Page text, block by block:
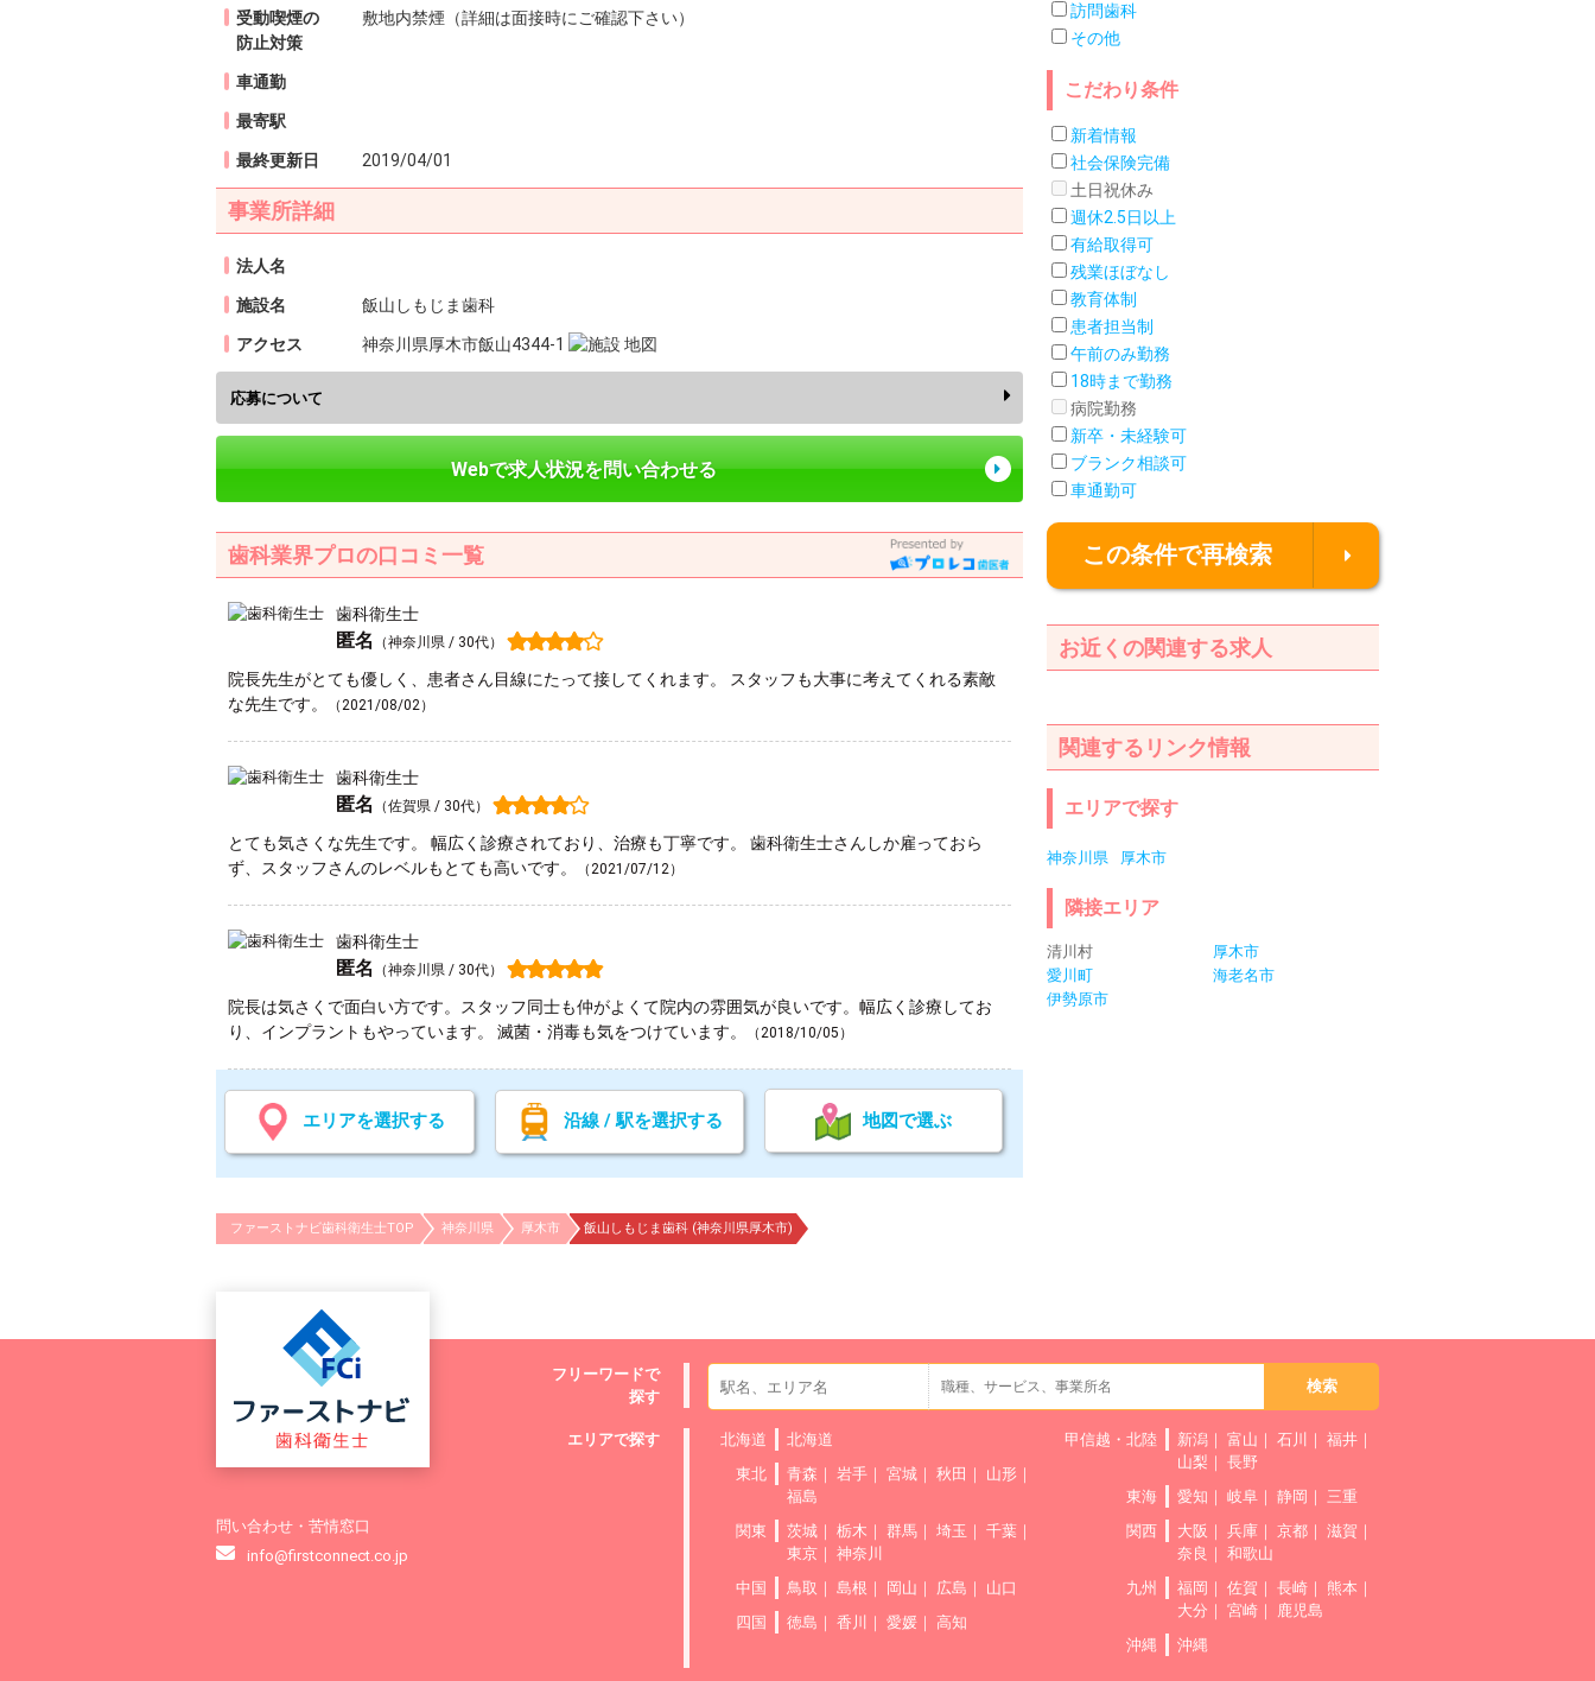
受動喫煙の
防止対策
敷地内禁煙（詳細は面接時にご確認下さい）
車通勤
最寄駅
最終更新日 2019/04/01
事業所詳細
法人名
施設名 飯山しもじま歯科
アクセス 神奈川県厚木市飯山4344-1
応募について
Webで求人状況を問い合わせる
歯科業界プロの口コミ一覧
歯科衛生士
匿名 （神奈川県 / 30代）
院長先生がとても優しく、患者さん目線にたって接してくれます。 スタッフも大事に考えてくれる素敵
な先生です。
（2021/08/02）
歯科衛生士
匿名 （佐賀県 / 30代）
とても気さくな先生です。 幅広く診療されており、治療も丁寧です。 歯科衛生士さんしか雇っておら
ず、スタッフさんのレベルもとても高いです。
（2021/07/12）
歯科衛生士
匿名 （神奈川県 / 30代）
院長は気さくで面白い方です。スタッフ同士も仲がよくて院内の雰囲気が良いです。幅広く診療してお
り、インプラントもやっています。 滅菌・消毒も気をつけています。
（2018/10/05）
エリアを選択する 沿線 / 駅を選択する 地図で選ぶ
訪問歯科
その他
こだわり条件
新着情報
社会保険完備
土日祝休み
週休2.5日以上
有給取得可
残業ほぼなし
教育体制
患者担当制
午前のみ勤務
18時まで勤務
病院勤務
新卒・未経験可
ブランク相談可
車通勤可
この条件で再検索
お近くの関連する求人
関連するリンク情報
エリアで探す
神奈川県 厚木市
隣接エリア
清川村
厚木市
愛川町
海老名市
伊勢原市
ファーストナビ歯科衛生士TOP 神奈川県 厚木市 飯山しもじま歯科 (神奈川県厚木市)
問い合わせ・苦情窓口
info@firstconnect.co.jp
フリーワードで
探す
エリアで探す 北海道
北海道
東北
青森 岩手 宮城 秋田
山形
福島
関東
茨城 栃木 群馬 埼玉
千葉
東京
神奈川
中国
鳥取 島根 岡山 広島
山口
四国
徳島 香川 愛媛 高知
甲信越・北陸 新潟 富山 石川
福井
山梨
長野
東海
愛知 岐阜 静岡
三重
関西
大阪 兵庫 京都
滋賀
奈良
和歌山
九州
福岡 佐賀 長崎
熊本
大分
宮崎
鹿児島
沖縄
沖縄